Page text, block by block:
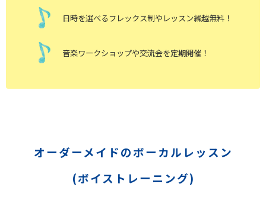
日時を選べるフレックス制やレッスン繰越無料！
音楽ワークショップや交流会を定期開催！
オーダーメイドのボーカルレッスン
(ボイストレーニング)